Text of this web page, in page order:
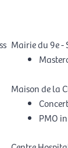
Mairie du 9e -
Maison de la
Concert
PMO